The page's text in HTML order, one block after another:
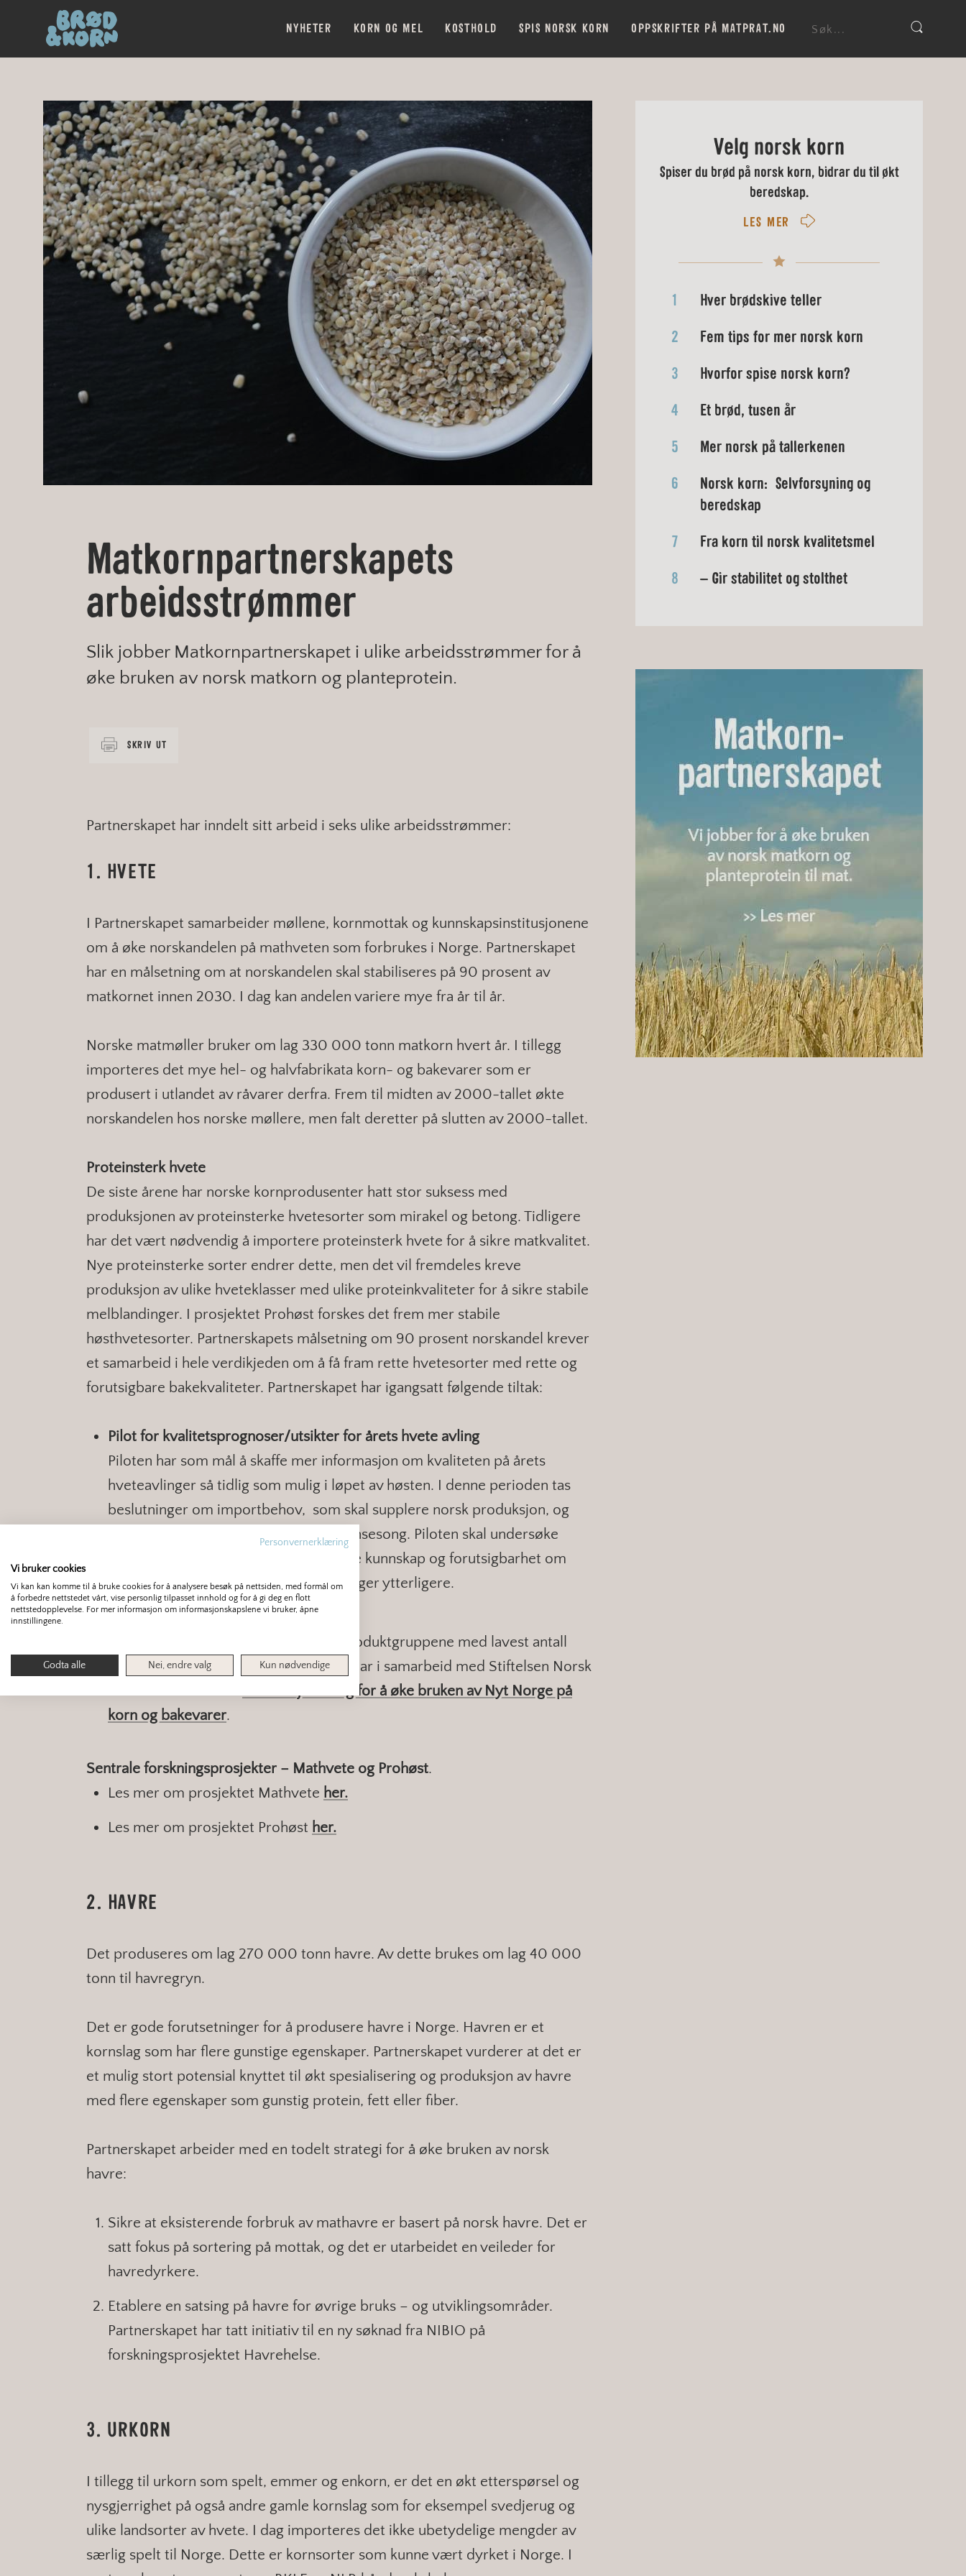
NYHETER KORN OG MEL KOSTHOLD SPIS NORSK KORN OPPSKRIFTER PÅ MATPRAT.NO
Matkornpartnerskapets
arbeidsstrømmer
Slik jobber Matkornpartnerskapet i ulike arbeidsstrømmer for å
øke bruken av norsk matkorn og planteprotein.
SKRIV UT
Partnerskapet har inndelt sitt arbeid i seks ulike arbeidsstrømmer:
1. HVETE
I Partnerskapet samarbeider møllene, kornmottak og kunnskapsinstitusjonene
om å øke norskandelen på mathveten som forbrukes i Norge. Partnerskapet
har en målsetning om at norskandelen skal stabiliseres på 90 prosent av
matkornet innen 2030. I dag kan andelen variere mye fra år til år.
Norske matmøller bruker om lag 330 000 tonn matkorn hvert år. I tillegg
importeres det mye hel- og halvfabrikata korn- og bakevarer som er
produsert i utlandet av råvarer derfra. Frem til midten av 2000-tallet økte
norskandelen hos norske møllere, men falt deretter på slutten av 2000-tallet.
Proteinsterk hvete
De siste årene har norske kornprodusenter hatt stor suksess med
produksjonen av proteinsterke hvetesorter som mirakel og betong. Tidligere
har det vært nødvendig å importere proteinsterk hvete for å sikre matkvalitet.
Nye proteinsterke sorter endrer dette, men det vil fremdeles kreve
produksjon av ulike hveteklasser med ulike proteinkvaliteter for å sikre stabile
melblandinger. I prosjektet Prohøst forskes det frem mer stabile
høsthvetesorter. Partnerskapets målsetning om 90 prosent norskandel krever
et samarbeid i hele verdikjeden om å få fram rette hvetesorter med rette og
forutsigbare bakekvaliteter. Partnerskapet har igangsatt følgende tiltak:
Pilot for kvalitetsprognoser/utsikter for årets hvete avling
Piloten har som mål å skaffe mer informasjon om kvaliteten på årets
hveteavlinger så tidlig som mulig i løpet av høsten. I denne perioden tas
beslutninger om importbehov, som skal supplere norsk produksjon, og
kornprodusenter planlegger neste kornsesong. Piloten skal undersøke
hvordan vi kan samarbeide om å styrke kunnskap og forutsigbarhet om
korn – og bake kvaliteter på årets avlinger ytterligere.
Bransjesatsing – mer Nyt Norge
Korn og bakevarer er i dag blant de produktgruppene med lavest antall
Nyt Norge- produkter. Partnerskapet har i samarbeid med Stiftelsen Norsk
en bransjesatsing for å øke bruken av Nyt Norge på
korn og bakevarer.
Sentrale forskningsprosjekter – Mathvete og Prohøst.
Les mer om prosjektet Mathvete her.
Les mer om prosjektet Prohøst her.
2. HAVRE
Det produseres om lag 270 000 tonn havre. Av dette brukes om lag 40 000
tonn til havregryn.
Det er gode forutsetninger for å produsere havre i Norge. Havren er et
kornslag som har flere gunstige egenskaper. Partnerskapet vurderer at det er
et mulig stort potensial knyttet til økt spesialisering og produksjon av havre
med flere egenskaper som gunstig protein, fett eller fiber.
Partnerskapet arbeider med en todelt strategi for å øke bruken av norsk
havre:
Sikre at eksisterende forbruk av mathavre er basert på norsk havre. Det er
satt fokus på sortering på mottak, og det er utarbeidet en veileder for
havredyrkere.
Etablere en satsing på havre for øvrige bruks – og utviklingsområder.
Partnerskapet har tatt initiativ til en ny søknad fra NIBIO på
forskningsprosjektet Havrehelse.
3. URKORN
I tillegg til urkorn som spelt, emmer og enkorn, er det en økt etterspørsel og
nysgjerrighet på også andre gamle kornslag som for eksempel svedjerug og
ulike landsorter av hvete. I dag importeres det ikke ubetydelige mengder av
særlig spelt til Norge. Dette er kornsorter som kunne vært dyrket i Norge. I
Velg norsk korn
Spiser du brød på norsk korn, bidrar du til økt
beredskap.
LES MER
1 Hver brødskive teller
2 Fem tips for mer norsk korn
3 Hvorfor spise norsk korn?
4 Et brød, tusen år
5 Mer norsk på tallerkenen
6
Norsk korn: Selvforsyning og
beredskap
7 Fra korn til norsk kvalitetsmel
8 – Gir stabilitet og stolthet
Personvernerklæring
Vi bruker cookies
Vi kan kan komme til å bruke cookies for å analysere besøk på nettsiden, med formål om
å forbedre nettstedet vårt, vise personlig tilpasset innhold og for å gi deg en flott
nettstedopplevelse. For mer informasjon om informasjonskapslene vi bruker, åpne
innstillingene.
Godta alle Nei, endre valg Kun nødvendige